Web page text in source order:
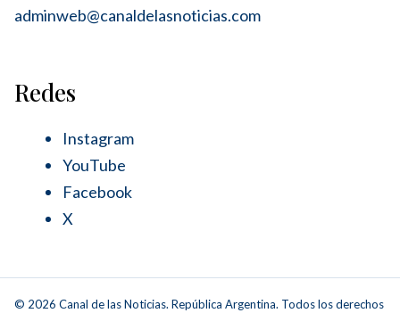
adminweb@canaldelasnoticias.com
Redes
Instagram
YouTube
Facebook
X
© 2026 Canal de las Noticias. República Argentina. Todos los derechos